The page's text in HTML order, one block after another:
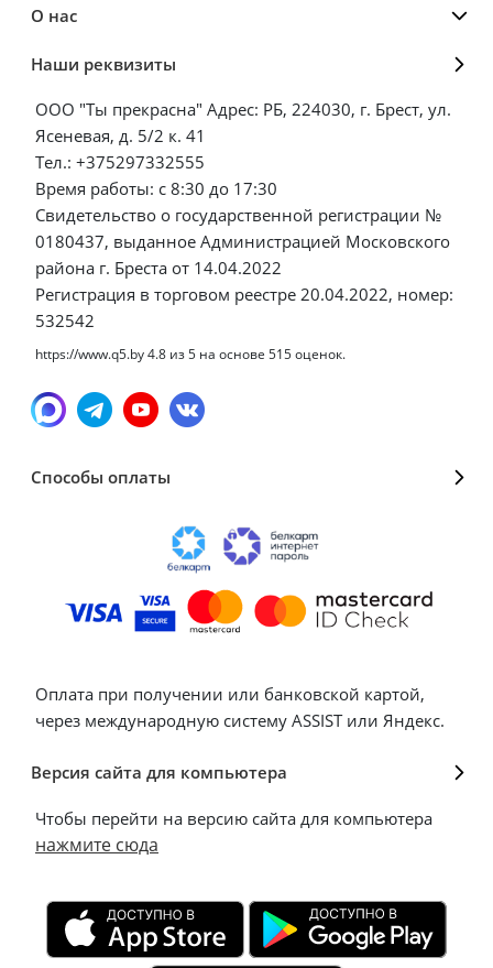
О нас
Наши реквизиты
ООО "Ты прекрасна" Адрес: РБ, 224030, г. Брест, ул.
Ясеневая, д. 5/2 к. 41
Тел.: +375297332555
Время работы: с 8:30 до 17:30
Свидетельство о государственной регистрации №
0180437, выданное Администрацией Московского
района г. Бреста от 14.04.2022
Регистрация в торговом реестре 20.04.2022, номер:
532542
https://www.q5.by4.8 из5 на основе 515оценок.
Способы оплаты
Оплата при получении или банковской картой,
через международную систему ASSIST или Яндекс.
Версия сайта для компьютера
Чтобы перейти на версию сайта для компьютера
нажмите сюда